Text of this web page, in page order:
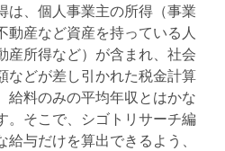
、個人事業主の所得（事業
動産など資産を持っている人
産所得など）が含まれ、社会
などが差し引かれた税金計算
給料のみの平均年収とはかな
。そこで、シゴトリサーチ編
与だけを算出できるよう、